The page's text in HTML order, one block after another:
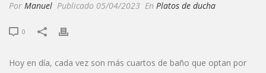
Por Manuel Publicado 05/04/2023 En Platos de ducha
0
Hoy en día, cada vez son más cuartos de baño que optan por